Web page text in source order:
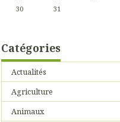
30
31
Catégories
Actualités
Agriculture
Animaux